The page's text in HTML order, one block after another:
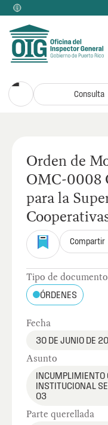
Consulta
Orden de
OMC-0008
para la
Compartir
Tipo de documento
ÓRDENES
Fecha
30 DE JUNIO DE
Asunto
INSTITUCIONAL
03
Parte querellada